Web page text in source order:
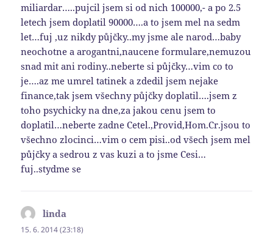
miliardar…..pujcil jsem si od nich 100000,- a po 2.5
letech jsem doplatil 90000….a to jsem mel na sedm
let…fuj ,uz nikdy půjčky..my jsme ale narod…baby
neochotne a arogantni,naucene formulare,nemuzou
snad mit ani rodiny..neberte si půjčky…vim co to
je….az me umrel tatinek a zdedil jsem nejake
finance,tak jsem všechny půjčky doplatil….jsem z
toho psychicky na dne,za jakou cenu jsem to
doplatil…neberte zadne Cetel.,Provid,Hom.Cr.jsou to
všechno zlocinci…vim o cem pisi..od všech jsem mel
půjčky a sedrou z vas kuzi a to jsme Cesi…
fuj..stydme se
linda
15. 6. 2014 (23:18)